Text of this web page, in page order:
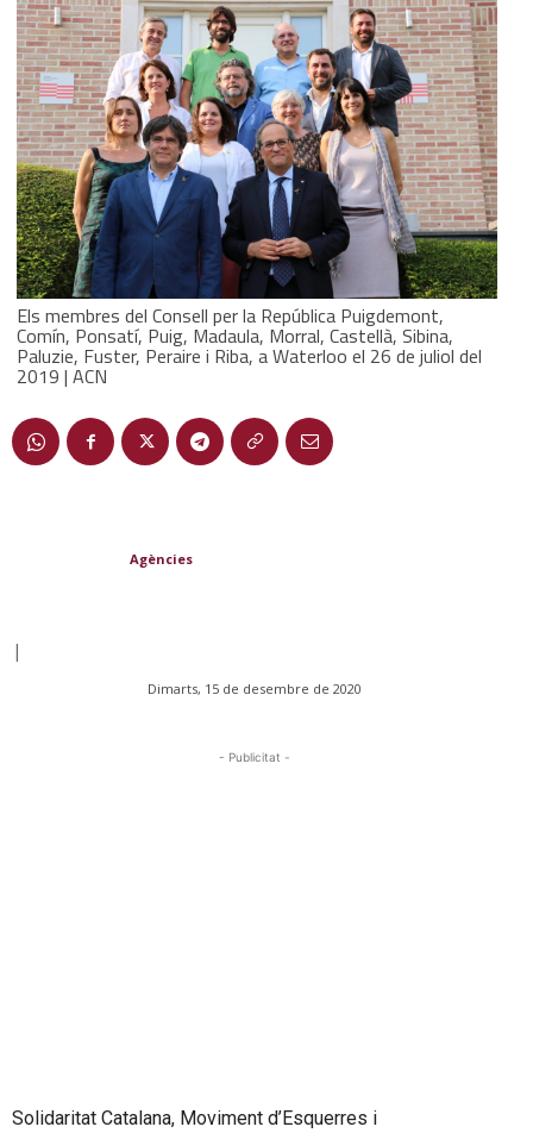
Els membres del Consell per la República Puigdemont,
Comín, Ponsatí, Puig, Madaula, Morral, Castellà, Sibina,
Paluzie, Fuster, Peraire i Riba, a Waterloo el 26 de juliol del
2019 | ACN
Agències
|
Dimarts, 15 de desembre de 2020
- Publicitat -
Solidaritat Catalana, Moviment d’Esquerres i